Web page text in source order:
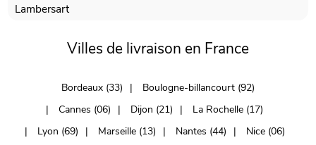
Lambersart
Villes de livraison en France
Bordeaux (33)
Boulogne-billancourt (92)
Cannes (06)
Dijon (21)
La Rochelle (17)
Lyon (69)
Marseille (13) Nantes (44)
Nice (06)